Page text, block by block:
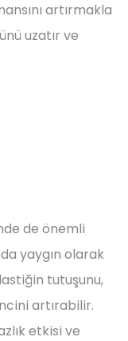
artırmakla
uzatır ve
de önemli
yaygın olarak
tutuşunu,
artırabilir.
etkisi ve